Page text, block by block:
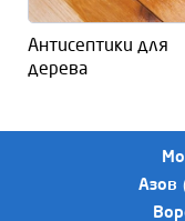
Антисептики для
дерева
Азов